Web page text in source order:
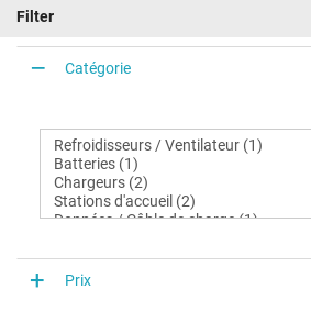
ThinkPad X121e (3049)
ThinkPad X121e (3055)
Filter
Catégorie
Prix